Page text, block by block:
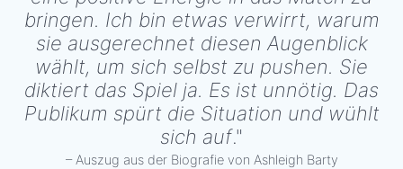
bringen. Ich bin etwas verwirrt, warum
sie ausgerechnet diesen Augenblick
wählt, um sich selbst zu pushen. Sie
diktiert das Spiel ja. Es ist unnötig. Das
Publikum spürt die Situation und wühlt
sich auf."
– Auszug aus der Biografie von Ashleigh Barty